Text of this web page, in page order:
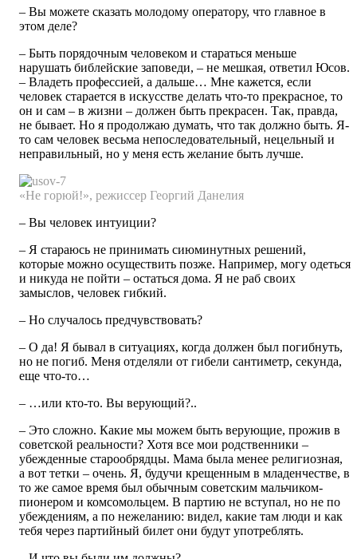
– Вы можете сказать молодому оператору, что главное в
этом деле?
– Быть порядочным человеком и стараться меньше
нарушать библейские заповеди, – не мешкая, ответил Юсов.
– Владеть профессией, а дальше… Мне кажется, если
человек старается в искусстве делать что-то прекрасное, то
он и сам – в жизни – должен быть прекрасен. Так, правда,
не бывает. Но я продолжаю думать, что так должно быть. Я-
то сам человек весьма непоследовательный, нецельный и
неправильный, но у меня есть желание быть лучше.
«Не горюй!», режиссер Георгий Данелия
– Вы человек интуиции?
– Я стараюсь не принимать сиюминутных решений,
которые можно осуществить позже. Например, могу одеться
и никуда не пойти – остаться дома. Я не раб своих
замыслов, человек гибкий.
– Но случалось предчувствовать?
– О да! Я бывал в ситуациях, когда должен был погибнуть,
но не погиб. Меня отделяли от гибели сантиметр, секунда,
еще что-то…
– …или кто-то. Вы верующий?..
– Это сложно. Какие мы можем быть верующие, прожив в
советской реальности? Хотя все мои родственники –
убежденные старообрядцы. Мама была менее религиозная,
а вот тетки – очень. Я, будучи крещенным в младенчестве, в
то же самое время был обычным советским мальчиком-
пионером и комсомольцем. В партию не вступал, но не по
убеждениям, а по нежеланию: видел, какие там люди и как
тебя через партийный билет они будут употреблять.